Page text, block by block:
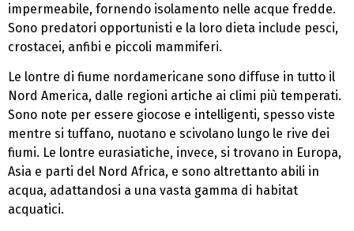
impermeabile, fornendo isolamento nelle acque fredde.
Sono predatori opportunisti e la loro dieta include pesci,
crostacei, anfibi e piccoli mammiferi.
Le lontre di fiume nordamericane sono diffuse in tutto il
Nord America, dalle regioni artiche ai climi più temperati.
Sono note per essere giocose e intelligenti, spesso viste
mentre si tuffano, nuotano e scivolano lungo le rive dei
fiumi. Le lontre eurasiatiche, invece, si trovano in Europa,
Asia e parti del Nord Africa, e sono altrettanto abili in
acqua, adattandosi a una vasta gamma di habitat
acquatici.